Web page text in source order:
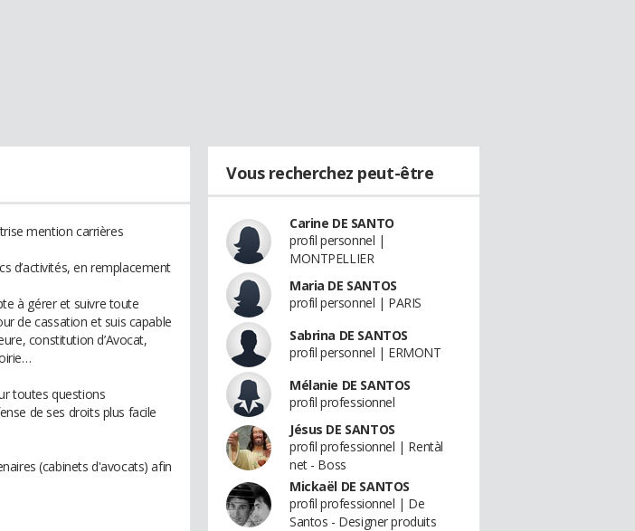
mention carrières
d’activités, en remplacement
à gérer et suivre toute
de cassation et suis capable
constitution d’Avocat,
toutes questions
de ses droits plus facile
(cabinets d'avocats) afin
Vous recherchez peut-être
Carine DE SANTO
profil personnel |
MONTPELLIER
Maria DE SANTOS
profil personnel | PARIS
Sabrina DE SANTOS
profil personnel | ERMONT
Mélanie DE SANTOS
profil professionnel
Jésus DE SANTOS
profil professionnel | Rentàl
net - Boss
Mickaël DE SANTOS
profil professionnel | De
Santos - Designer produits